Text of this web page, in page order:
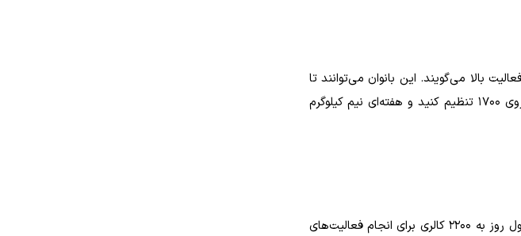
با سطح فعالیت بالا می‌گویند. این بانوان می‌توانند تا
روزانه 2200 کالری هم دریافت کنند. اگر قصد کاهش وزن دارید، میزان کالری دریافتی خود را بر روی 1700 تنظیم کنید و هفته‌ای نیم کیلوگرم
بانوان در اوایل دوران جوانی خود به کالری دریافتی بیشتری نیاز دارند، بانوان حدود 20 ساله در طول روز به 2200 کالری برای انجام فعالیت‌های